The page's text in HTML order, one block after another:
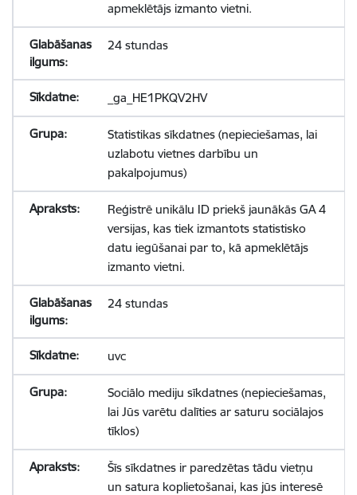
apmeklētājs izmanto vietni.
24 stundas
_ga_HE1PKQV2HV
Statistikas sīkdatnes (nepieciešamas, lai
uzlabotu vietnes darbību un
pakalpojumus)
Reģistrē unikālu ID priekš jaunākās GA 4
versijas, kas tiek izmantots statistisko
datu iegūšanai par to, kā apmeklētājs
izmanto vietni.
24 stundas
uvc
Sociālo mediju sīkdatnes (nepieciešamas,
lai Jūs varētu dalīties ar saturu sociālajos
tīklos)
Šīs sīkdatnes ir paredzētas tādu vietņu
un satura koplietošanai, kas jūs interesē